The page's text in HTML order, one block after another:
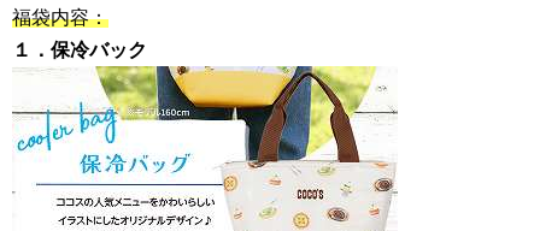
福袋内容：
１．保冷バック